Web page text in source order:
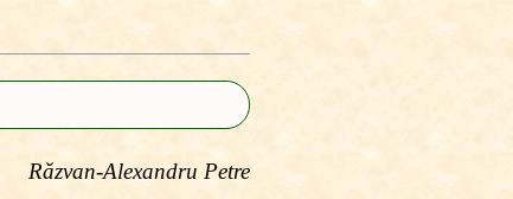
Răzvan-Alexandru Petre